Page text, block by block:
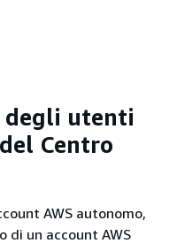
degli utenti
Centro
AWS autonomo,
di un account AWS